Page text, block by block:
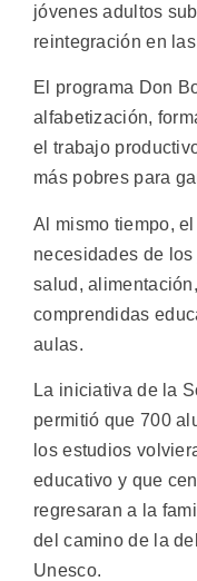
jóvenes adultos
reintegración en
El programa Don
alfabetización,
el trabajo
más pobres para
Al mismo tiempo,
necesidades de
salud,
comprendidas
aulas.
La iniciativa de la
permitió que 700
los estudios
educativo y que
regresaran a la
del camino de la
Unesco.